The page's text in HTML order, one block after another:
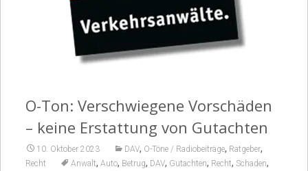
O-Ton: Verschwiegene Vorschäden
– keine Erstattung von Gutachten
10. Oktober 2023 DAV, O-Töne / Radiobeiträge, Ratgeber,
Recht Anwalt, Auto, Betrug, DAV, Gutachten, Recht, Schaden,